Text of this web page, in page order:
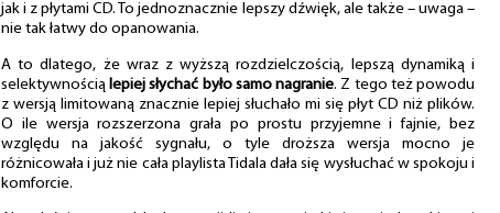
jak i z płytami CD. To jednoznacznie lepszy dźwięk, ale także – uwaga –
nie tak łatwy do opanowania.
A to dlatego, że wraz z wyższą rozdzielczością, lepszą dynamiką i
selektywnością lepiej słychać było samo nagranie. Z tego też powodu
z wersją limitowaną znacznie lepiej słuchało mi się płyt CD niż plików.
O ile wersja rozszerzona grała po prostu przyjemne i fajnie, bez
względu na jakość sygnału, o tyle droższa wersja mocno je
różnicowała i już nie cała playlista Tidala dała się wysłuchać w spokoju i
komforcie.